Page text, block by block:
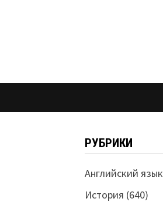
РУБРИКИ
Английский язык
История (640)